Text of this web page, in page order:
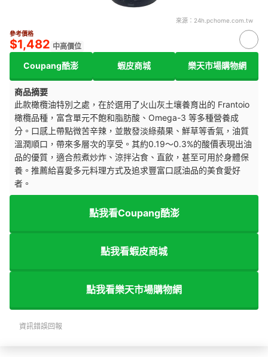
來源： 24h.pchome.com.tw
參考價格
$1,482 中高價位
Coupang酷澎 蝦皮商城 樂天市場購物網
商品摘要
此款橄欖油特別之處，在於選用了火山灰土壤養育出的 Frantoio
橄欖品種，富含單元不飽和脂肪酸、Omega-3 等多種營養成
分。口感上帶點微苦辛辣，並散發淡綠蘋果、鮮草等香氣，油質
溫潤順口，帶來多層次的享受。其約0.19～0.3%的酸價表現出油
品的優質，適合煎煮炒炸、涼拌沾食、直飲，甚至可用於身體保
養。推薦給喜愛多元料理方式及追求豐富口感油品的美食愛好
者。
點我看Coupang酷澎
點我看蝦皮商城
點我看樂天市場購物網
資訊錯誤回報